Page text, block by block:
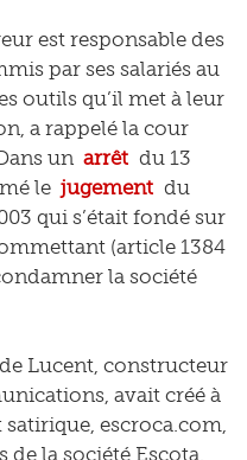
est responsable des
par ses salariés au
outils qu’il met à leur
a rappelé la cour
un arrêt du 13
le jugement du
qui s’était fondé sur
(article 1384
la société
Lucent, constructeur
avait créé à
escroca.com,
de la société Escota,